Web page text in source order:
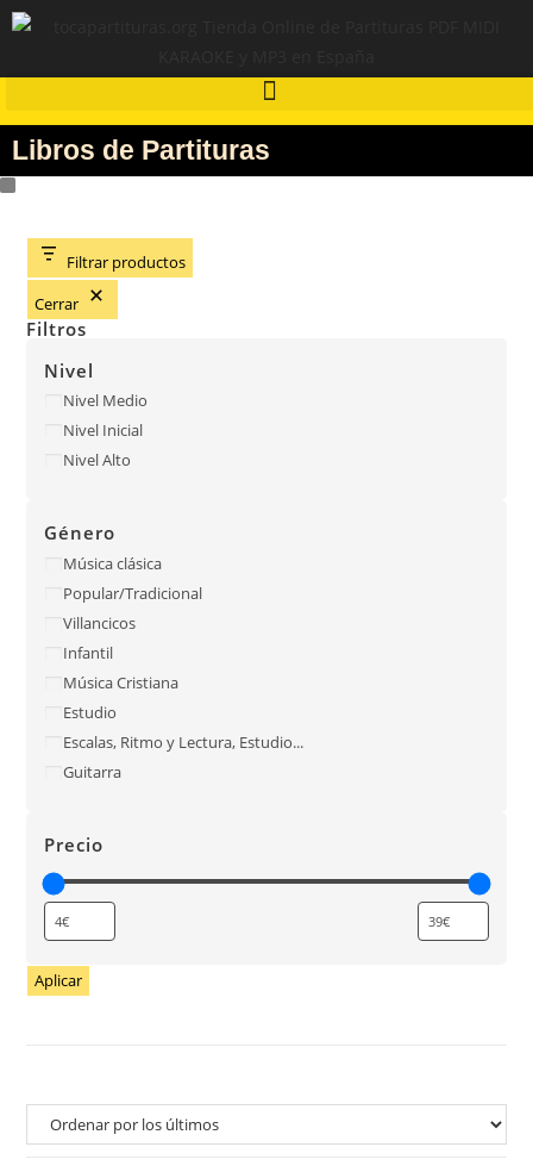
Libros de Partituras
Filtrar productos
Cerrar
Filtros
Nivel
Nivel Medio
Nivel Inicial
Nivel Alto
Género
Música clásica
Popular/Tradicional
Villancicos
Infantil
Música Cristiana
Estudio
Escalas, Ritmo y Lectura, Estudio...
Guitarra
Precio
Aplicar